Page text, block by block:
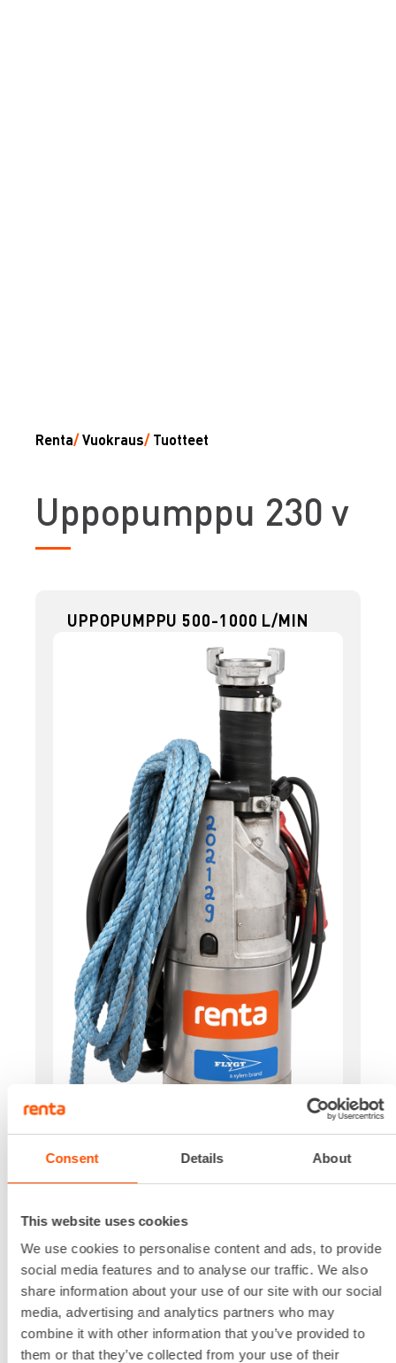
Consent Details About
This website uses cookies
We use cookies to personalise content and ads, to provide
social media features and to analyse our traffic. We also
share information about your use of our site with our social
media, advertising and analytics partners who may
combine it with other information that you’ve provided to
them or that they’ve collected from your use of their
Renta/Vuokraus/ Tuotteet
Uppopumppu 230 v
UPPOPUMPPU 500-1000 L/MIN
Sähkö
Liitäntäyhteen halkaisija
2" / 50 mm
Sähköliitäntä
10 A
Pumpattavan veden suurin raekoko
7,5 mm